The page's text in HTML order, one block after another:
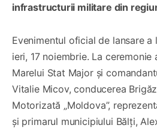
infrastructurii militare din
Evenimentul oficial de lansare
ieri, 17 noiembrie. La
Marelui Stat Major și
Vitalie Micov, conducerea
Motorizată „Moldova”,
și primarul municipiului Bălți,